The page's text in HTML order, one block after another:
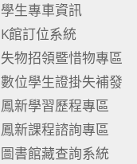
學生專車資訊
K館訂位系統
失物招領暨惜物專區
數位學生證掛失補發
鳳新學習歷程專區
鳳新課程諮詢專區
圖書館藏查詢系統